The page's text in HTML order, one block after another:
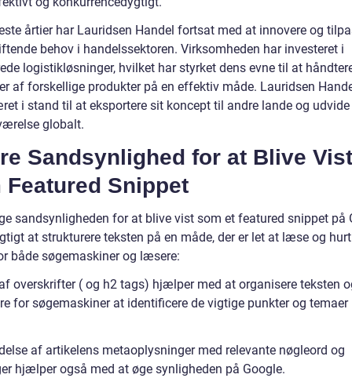
årtier har Lauridsen Handel fortsat med at innovere og
behov i handelssektoren. Virksomheden har investeret i
logistikløsninger, hvilket har styrket dens evne til at
af forskellige produkter på en effektiv måde. Lauridsen
i stand til at eksportere sit koncept til andre lande og
globalt.
Sandsynlighed for at Blive Vist
Featured Snippet
sandsynligheden for at blive vist som et featured snippet på
at strukturere teksten på en måde, der er let at læse og
både søgemaskiner og læsere:
overskrifter ( og h2 tags) hjælper med at organisere teksten
for søgemaskiner at identificere de vigtige punkter og temaer
af artikelens metaoplysninger med relevante nøgleord og
hjælper også med at øge synligheden på Google.